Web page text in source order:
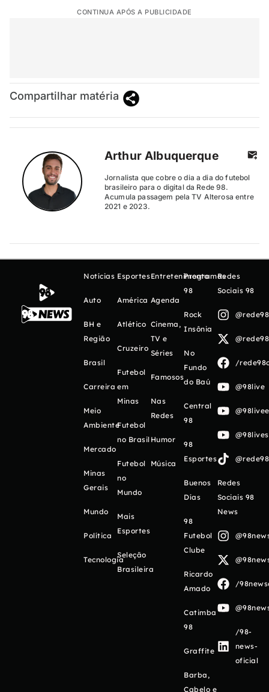
CONTINUA APÓS A PUBLICIDADE
Compartilhar matéria
Arthur Albuquerque
Jornalista que cobre o dia a dia do futebol
brasileiro para o digital da Rede 98.
Acumula passagem pela TV Alterosa entre
2021 e 2023.
Notícias
Auto
BH e
Região
Brasil
Carreira
Meio
Ambiente
Mercado
Minas
Gerais
Mundo
Política
Tecnologia
Esportes
América
Atlético
Cruzeiro
Futebol
em
Minas
Futebol
no Brasil
Futebol
no
Mundo
Mais
Esportes
Seleção
Brasileira
Entretenimento
Agenda
Cinema,
TV e
Séries
Famosos
Nas
Redes
Humor
Música
Programas
98
Rock
Insônia
No
Fundo
do Baú
Central
98
98
Esportes
Buenos
Días
98
Futebol
Clube
Ricardo
Amado
Catimba
98
Graffite
Barba,
Cabelo e
Redes
Sociais 98
/
@98live
Redes
Sociais 98
News
/
/98-
news-
oficial